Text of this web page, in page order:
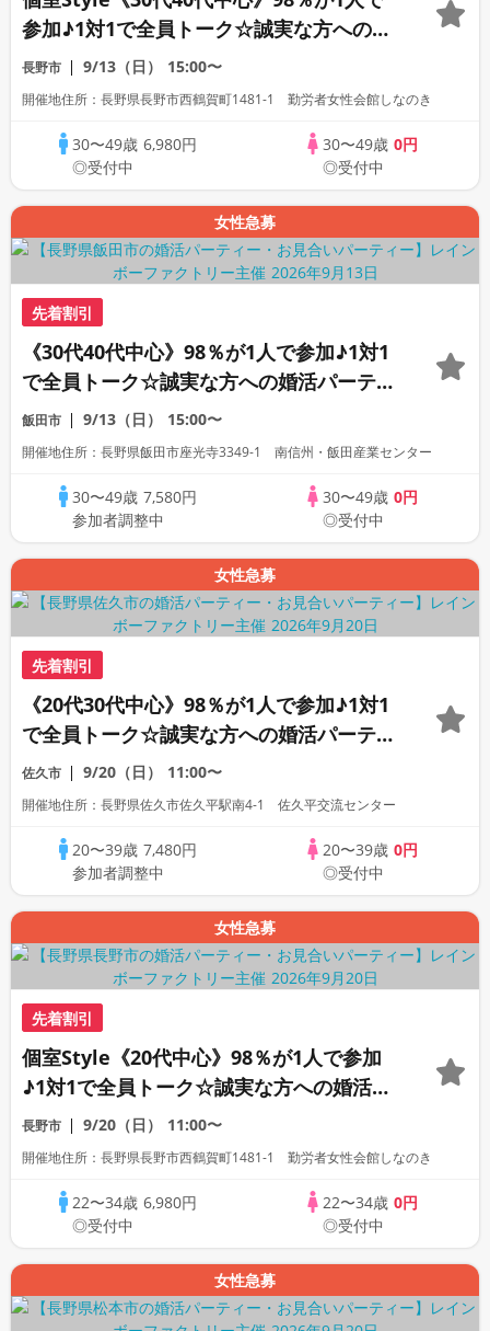
参加♪1対1で全員トーク☆誠実な方への婚
活パーティー
長野市 9/13（日） 15:00〜
開催地住所：長野県長野市西鶴賀町1481-1 勤労者女性会館しなのき
30〜49歳 6,980円
◎受付中
30〜49歳 0円
◎受付中
女性急募
先着割引
《30代40代中心》98％が1人で参加♪1対1
で全員トーク☆誠実な方への婚活パーティ
ー
飯田市 9/13（日） 15:00〜
開催地住所：長野県飯田市座光寺3349-1 南信州・飯田産業センター
30〜49歳 7,580円
参加者調整中
30〜49歳 0円
◎受付中
女性急募
先着割引
《20代30代中心》98％が1人で参加♪1対1
で全員トーク☆誠実な方への婚活パーティ
ー
佐久市 9/20（日） 11:00〜
開催地住所：長野県佐久市佐久平駅南4-1 佐久平交流センター
20〜39歳 7,480円
参加者調整中
20〜39歳 0円
◎受付中
女性急募
先着割引
個室Style《20代中心》98％が1人で参加
♪1対1で全員トーク☆誠実な方への婚活パ
ーティー
長野市 9/20（日） 11:00〜
開催地住所：長野県長野市西鶴賀町1481-1 勤労者女性会館しなのき
22〜34歳 6,980円
◎受付中
22〜34歳 0円
◎受付中
女性急募